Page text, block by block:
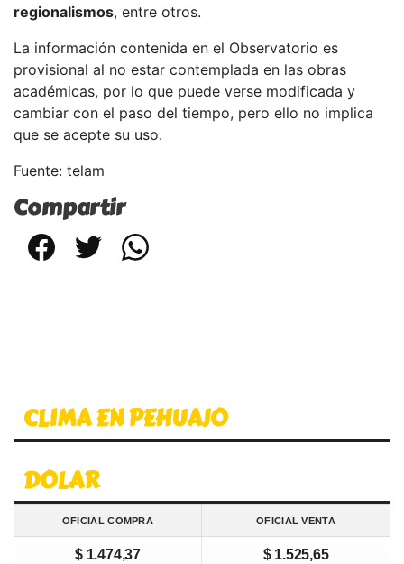
regionalismos, entre otros.
La información contenida en el Observatorio es
provisional al no estar contemplada en las obras
académicas, por lo que puede verse modificada y
cambiar con el paso del tiempo, pero ello no implica
que se acepte su uso.
Fuente: telam
Compartir
FacebookTwitterWhatsApp
CLIMA EN PEHUAJO
DOLAR
OFICIAL COMPRA OFICIAL VENTA
$ 1.474,37 $ 1.525,65